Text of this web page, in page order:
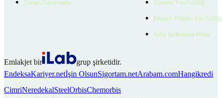
Uzman Danışmanlar Ziyaretçi Veri Gizliliği
Müşteri Yetkilisi Veri
Aday Aydınlatma Metni
Emlakjet bir
grup şirketidir.
EndeksaKariyer.netİşin OlsunSigortam.netArabam.comHangikredi
CimriNeredekalSteelOrbisChemorbis